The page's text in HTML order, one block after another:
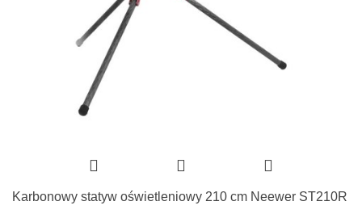
Karbonowy statyw oświetleniowy 210 cm Neewer ST210R